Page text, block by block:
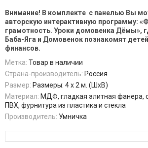
Внимание! В комплекте с панелью Вы
авторскую интерактивную программу:
грамотность. Уроки домовенка Дёмы»,
Баба-Яга и Домовенок познакомят
финансов.
Метка: Товар в наличии
Страна-производитель: Россия
Размер: Размеры: 4 х 2 м. (ШхВ)
Материал: МДФ, гладкая элитная фанера,
ПВХ, фурнитура из пластика и стекла
Производитель: Умничка